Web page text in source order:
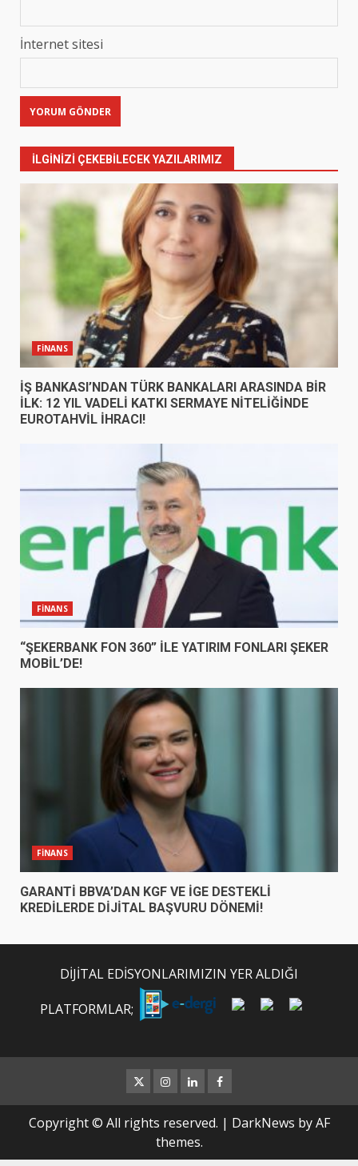
İnternet sitesi
İLGINIZI ÇEKEBILECEK YAZILARIMIZ
FİNANS
İŞ BANKASI’NDAN TÜRK BANKALARI ARASINDA BİR
İLK: 12 YIL VADELİ KATKI SERMAYE NİTELİĞİNDE
EUROTAHVİL İHRACI!
FİNANS
“ŞEKERBANK FON 360” İLE YATIRIM FONLARI ŞEKER
MOBİL’DE!
FİNANS
GARANTİ BBVA’DAN KGF VE İGE DESTEKLİ
KREDİLERDE DİJİTAL BAŞVURU DÖNEMİ!
DİJİTAL EDİSYONLARIMIZIN YER ALDIĞI
PLATFORMLAR;
Twitterİnstagram
LinkedinFacebook
Copyright © All rights reserved. | DarkNews by AF
themes.